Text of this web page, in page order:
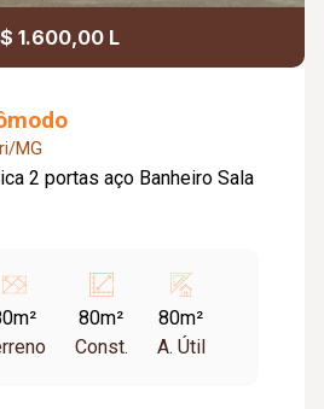
1.600,00 L
MG
2 portas aço Banheiro Sala
80m²
Const.
80m²
A. Útil